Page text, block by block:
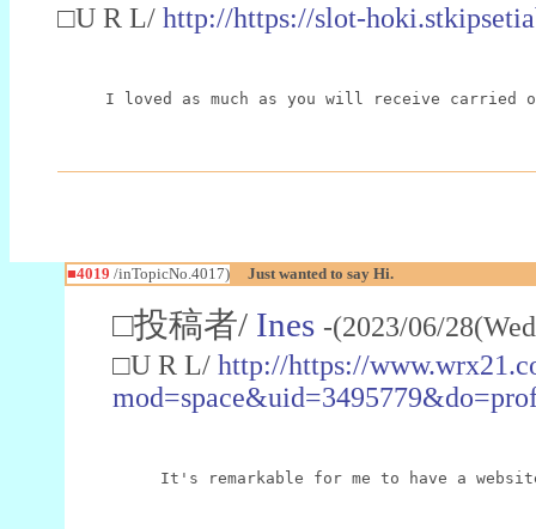
□U R L/ http://https://slot-
I loved as much as you will receive carried
■4019 /inTopicNo.4017) Just wanted to say Hi.
□投稿者/ Ines -(2023/06/
□U R L/ http://https://
It's remarkable for me to have a